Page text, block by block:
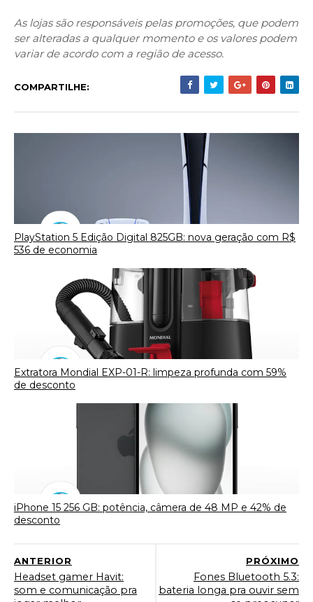
As lojas são responsáveis pelas promoções, que podem
ser alteradas a qualquer momento e os valores podem
variar de acordo com a região de acesso.
COMPARTILHE:
PlayStation 5 Edição Digital 825GB: nova geração com R$
536 de economia
Extratora Mondial EXP-01-R: limpeza profunda com 59%
de desconto
iPhone 15 256 GB: potência, câmera de 48 MP e 42% de
desconto
PRÓXIMO
Fones Bluetooth 5.3:
bateria longa pra ouvir sem
ANTERIOR
Headset gamer Havit:
som e comunicação pra